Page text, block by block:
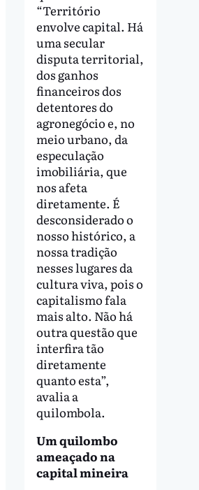
“Território
envolve capital. Há
uma secular
disputa territorial,
dos ganhos
financeiros dos
detentores do
agronegócio e, no
meio urbano, da
especulação
imobiliária, que
nos afeta
diretamente. É
desconsiderado o
nosso histórico, a
nossa tradição
nesses lugares da
cultura viva, pois o
capitalismo fala
mais alto. Não há
outra questão que
interfira tão
diretamente
quanto esta”,
avalia a
quilombola.
Um quilombo
ameaçado na
capital mineira